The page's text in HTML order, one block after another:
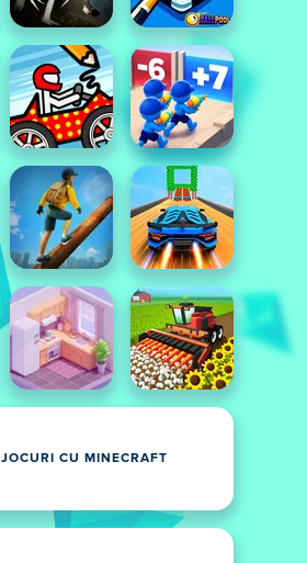
JOCURI CU MINECRAFT